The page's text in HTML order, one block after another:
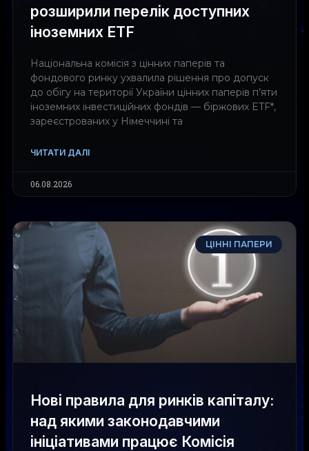
розширили перелік доступних
іноземних ETF
Національна комісія з цінних паперів та
фондового ринку ухвалила рішення про допуск
до обігу на території України цінних паперів п’яти
іноземних інвестиційних фондів — біржових ETF*,
зареєстрованих у Німеччині та
ЧИТАТИ ДАЛІ
06.08.2026
ЦІННІ ПАПЕРИ
Нові правила для ринків капіталу:
над якими законодавчими
ініціативами працює Комісія